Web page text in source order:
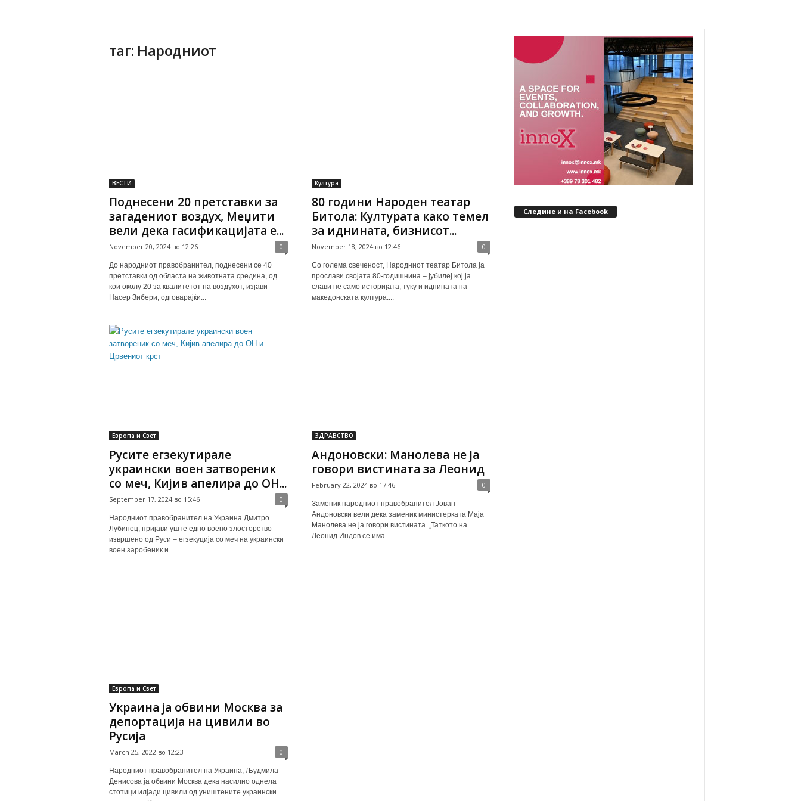
таг: Народниот
ВЕСТИ
Поднесени 20 претставки за
загадениот воздух, Меџити
вели дека гасификацијата е...
November 20, 2024 во 12:26 0
До народниот правобранител, поднесени се 40
претставки од областа на животната средина, од
кои околу 20 за квалитетот на воздухот, изјави
Насер Зибери, одговарајќи...
Култура
80 години Народен театар
Битола: Културата како темел
за иднината, бизнисот...
November 18, 2024 во 12:46 0
Со голема свеченост, Народниот театар Битола ја
прослави својата 80-годишнина – јубилеј кој ја
слави не само историјата, туку и иднината на
македонската култура....
Европа и Свет
Русите егзекутирале
украински воен затвореник
со меч, Кијив апелира до ОН...
September 17, 2024 во 15:46 0
Народниот правобранител на Украина Дмитро
Лубинец, пријави уште едно воено злосторство
извршено од Руси – егзекуција со меч на украински
воен заробеник и...
ЗДРАВСТВО
Андоновски: Манолева не ја
говори вистината за Леонид
February 22, 2024 во 17:46 0
Заменик народниот правобранител Јован
Андоновски вели дека заменик министерката Маја
Манолева не ја говори вистината. „Таткото на
Леонид Индов се има...
Европа и Свет
Украина ја обвини Москва за
депортација на цивили во
Русија
March 25, 2022 во 12:23 0
Народниот правобранител на Украина, Људмила
Денисова ја обвини Москва дека насилно однела
стотици илјади цивили од уништените украински
Следине и на Facebook